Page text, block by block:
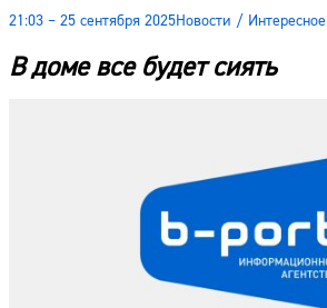
21:03 – 25 сентября 2025Новости / Интересное
В доме все будет сиять
Курсы валют